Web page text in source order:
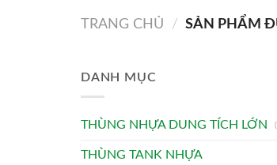
TRANG CHỦ / SẢN PHẨM
DANH MỤC
THÙNG NHỰA DUNG TÍCH LỚN
THÙNG TANK NHỰA